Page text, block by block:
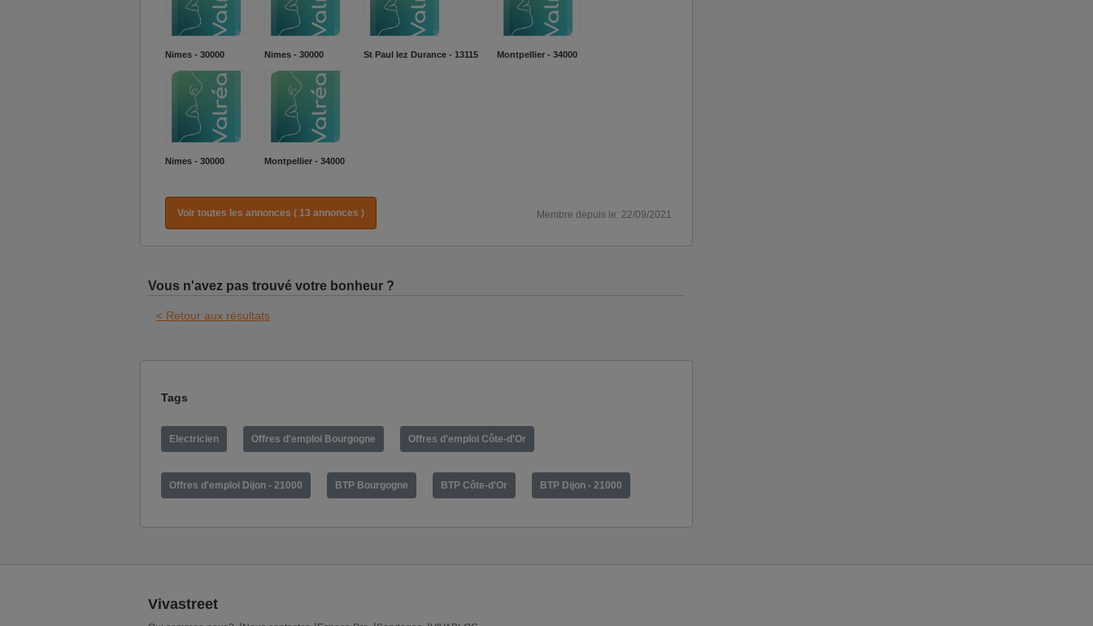
Nimes - 30000 Nimes - 30000 St Paul lez Durance - 13115 Montpellier - 34000
Nimes - 30000 Montpellier - 34000
Voir toutes les annonces ( 13 annonces ) Membre depuis le: 22/09/2021
Vous n'avez pas trouvé votre bonheur ?
< Retour aux résultats
Tags
Electricien Offres d'emploi Bourgogne Offres d'emploi Côte-d'Or
Offres d'emploi Dijon - 21000 BTP Bourgogne BTP Côte-d'Or BTP Dijon - 21000
Vivastreet